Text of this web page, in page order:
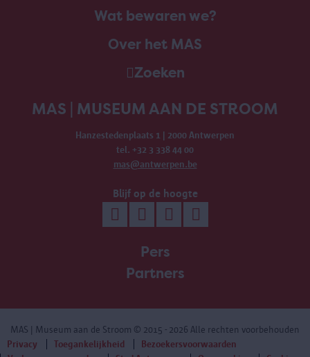
Wat bewaren we?
Over het MAS
Zoeken
MAS | MUSEUM AAN DE STROOM
Hanzestedenplaats 1 | 2000 Antwerpen
tel. +32 3 338 44 00
mas@antwerpen.be
Blijf op de hoogte
Pers
Partners
MAS | Museum aan de Stroom © 2015 - 2026 Alle rechten voorbehouden
Privacy
Toegankelijkheid
Bezoekersvoorwaarden